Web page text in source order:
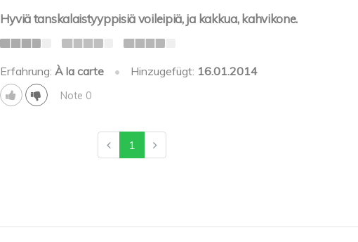
Hyviä tanskalaistyyppisiä voileipiä, ja kakkua, kahvikone.
Erfahrung: À la carte • Hinzugefügt: 16.01.2014
Note 0
1